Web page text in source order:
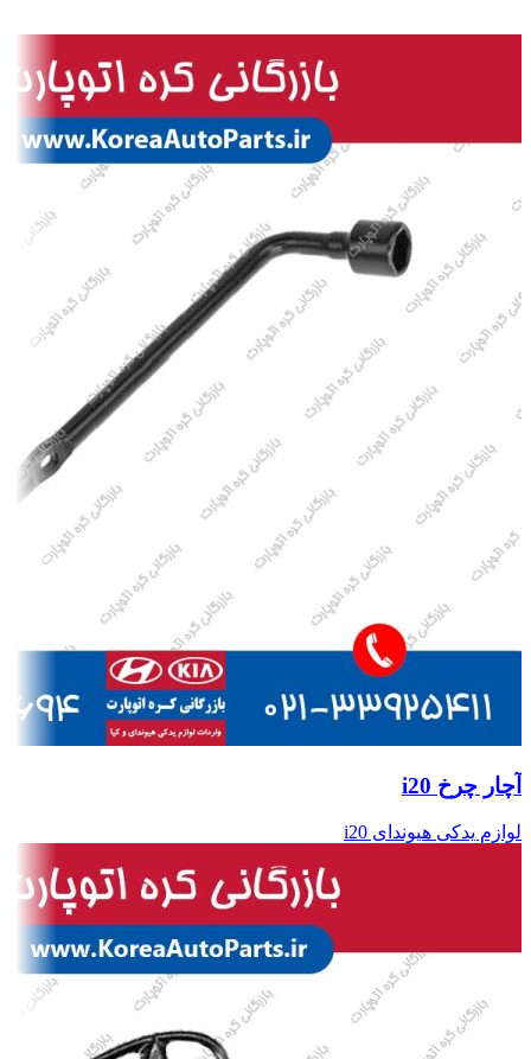
آچار چرخ i20
لوازم یدکی هیوندای i20